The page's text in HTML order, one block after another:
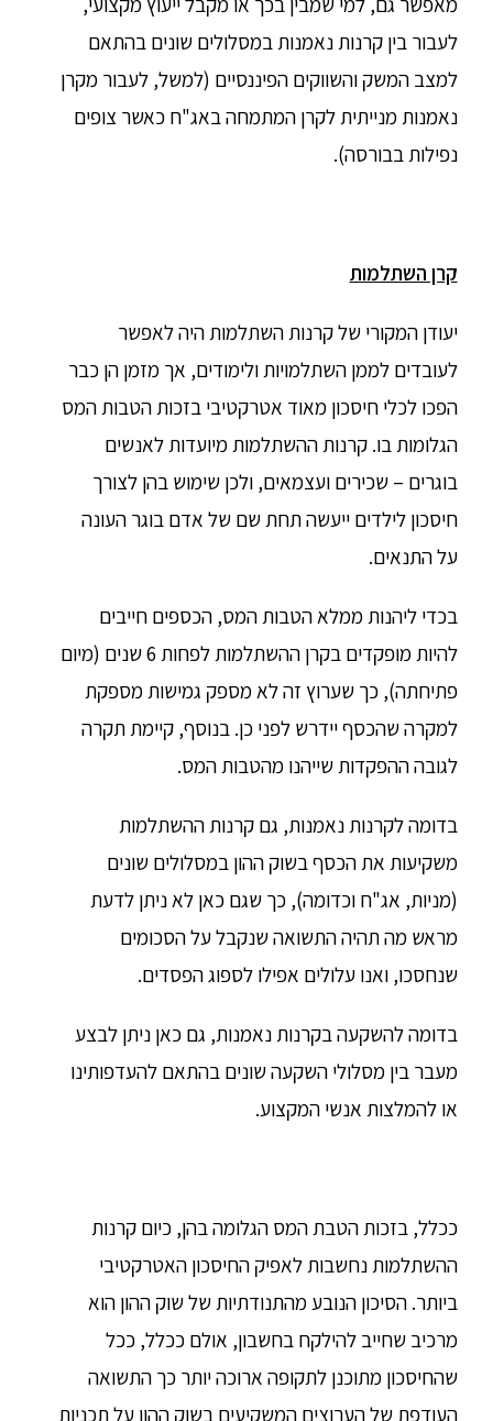
לעבור בין קרנות נאמנות במסלולים שונים בהתאם
למצב המשק והשווקים הפיננסיים (למשל, לעבור מקרן
נאמנות מנייתית לקרן המתמחה באג"ח כאשר צופים
נפילות בבורסה).
קרן השתלמות
יעודן המקורי של קרנות השתלמות היה לאפשר
לעובדים לממן השתלמויות ולימודים, אך מזמן הן כבר
הפכו לכלי חיסכון מאוד אטרקטיבי בזכות הטבות המס
הגלומות בו. קרנות ההשתלמות מיועדות לאנשים
בוגרים – שכירים ועצמאים, ולכן שימוש בהן לצורך
חיסכון לילדים ייעשה תחת שם של אדם בוגר העונה
על התנאים.
בכדי ליהנות ממלא הטבות המס, הכספים חייבים
להיות מופקדים בקרן ההשתלמות לפחות 6 שנים (מיום
פתיחתה), כך שערוץ זה לא מספק גמישות מספקת
למקרה שהכסף יידרש לפני כן. בנוסף, קיימת תקרה
לגובה ההפקדות שייהנו מהטבות המס.
בדומה לקרנות נאמנות, גם קרנות ההשתלמות
משקיעות את הכסף בשוק ההון במסלולים שונים
(מניות, אג"ח וכדומה), כך שגם כאן לא ניתן לדעת
מראש מה תהיה התשואה שנקבל על הסכומים
שנחסכו, ואנו עלולים אפילו לספוג הפסדים.
בדומה להשקעה בקרנות נאמנות, גם כאן ניתן לבצע
מעבר בין מסלולי השקעה שונים בהתאם להעדפותינו
או להמלצות אנשי המקצוע.
ככלל, בזכות הטבת המס הגלומה בהן, כיום קרנות
ההשתלמות נחשבות לאפיק החיסכון האטרקטיבי
ביותר. הסיכון הנובע מהתנודתיות של שוק ההון הוא
מרכיב שחייב להילקח בחשבון, אולם ככלל, ככל
שהחיסכון מתוכנן לתקופה ארוכה יותר כך התשואה
העודפת של הערוצים המשקיעים בשוק ההון על תכניות